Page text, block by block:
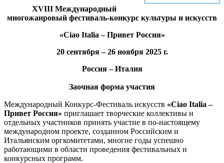
XVIII Международный
многожанровый фестиваль-конкурс культуры и искусств
«Ciao Italia – Привет Россия»
20 сентября – 26 ноября 2025 г.
Россия – Италия
Заочная форма участия
Международный Конкурс-Фестиваль искусств «Ciao Italia –
Привет Россия» приглашает творческие коллективы и
отдельных участников принять участие в по-настоящему
международном проекте, созданном Российским и
Итальянским оргкомитетами, многие годы успешно
работающими в области проведения фестивальных и
конкурсных программ.